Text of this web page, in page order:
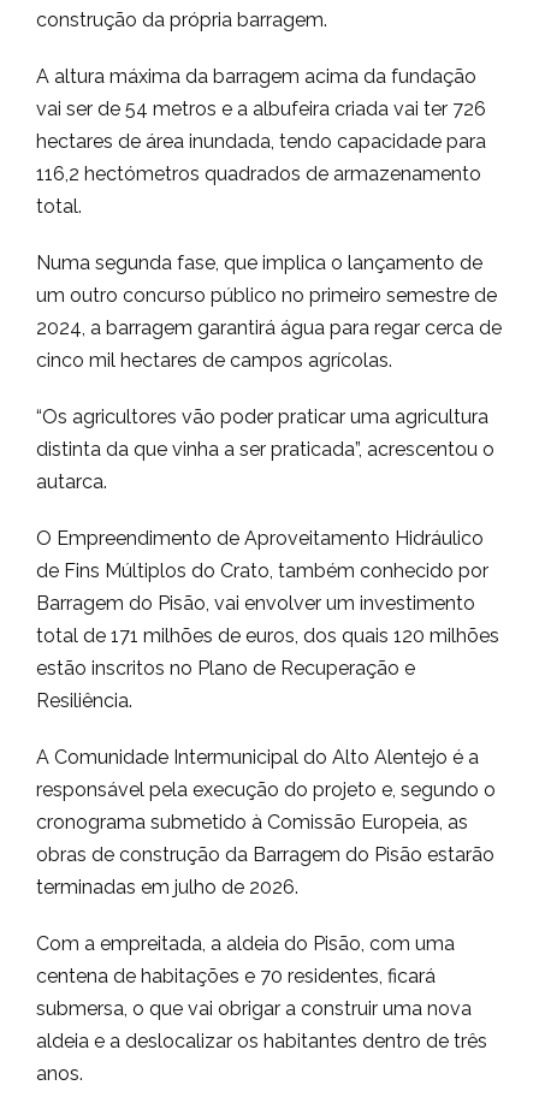
construção da própria barragem.
A altura máxima da barragem acima da fundação
vai ser de 54 metros e a albufeira criada vai ter 726
hectares de área inundada, tendo capacidade para
116,2 hectómetros quadrados de armazenamento
total.
Numa segunda fase, que implica o lançamento de
um outro concurso público no primeiro semestre de
2024, a barragem garantirá água para regar cerca de
cinco mil hectares de campos agrícolas.
“Os agricultores vão poder praticar uma agricultura
distinta da que vinha a ser praticada”, acrescentou o
autarca.
O Empreendimento de Aproveitamento Hidráulico
de Fins Múltiplos do Crato, também conhecido por
Barragem do Pisão, vai envolver um investimento
total de 171 milhões de euros, dos quais 120 milhões
estão inscritos no Plano de Recuperação e
Resiliência.
A Comunidade Intermunicipal do Alto Alentejo é a
responsável pela execução do projeto e, segundo o
cronograma submetido à Comissão Europeia, as
obras de construção da Barragem do Pisão estarão
terminadas em julho de 2026.
Com a empreitada, a aldeia do Pisão, com uma
centena de habitações e 70 residentes, ficará
submersa, o que vai obrigar a construir uma nova
aldeia e a deslocalizar os habitantes dentro de três
anos.